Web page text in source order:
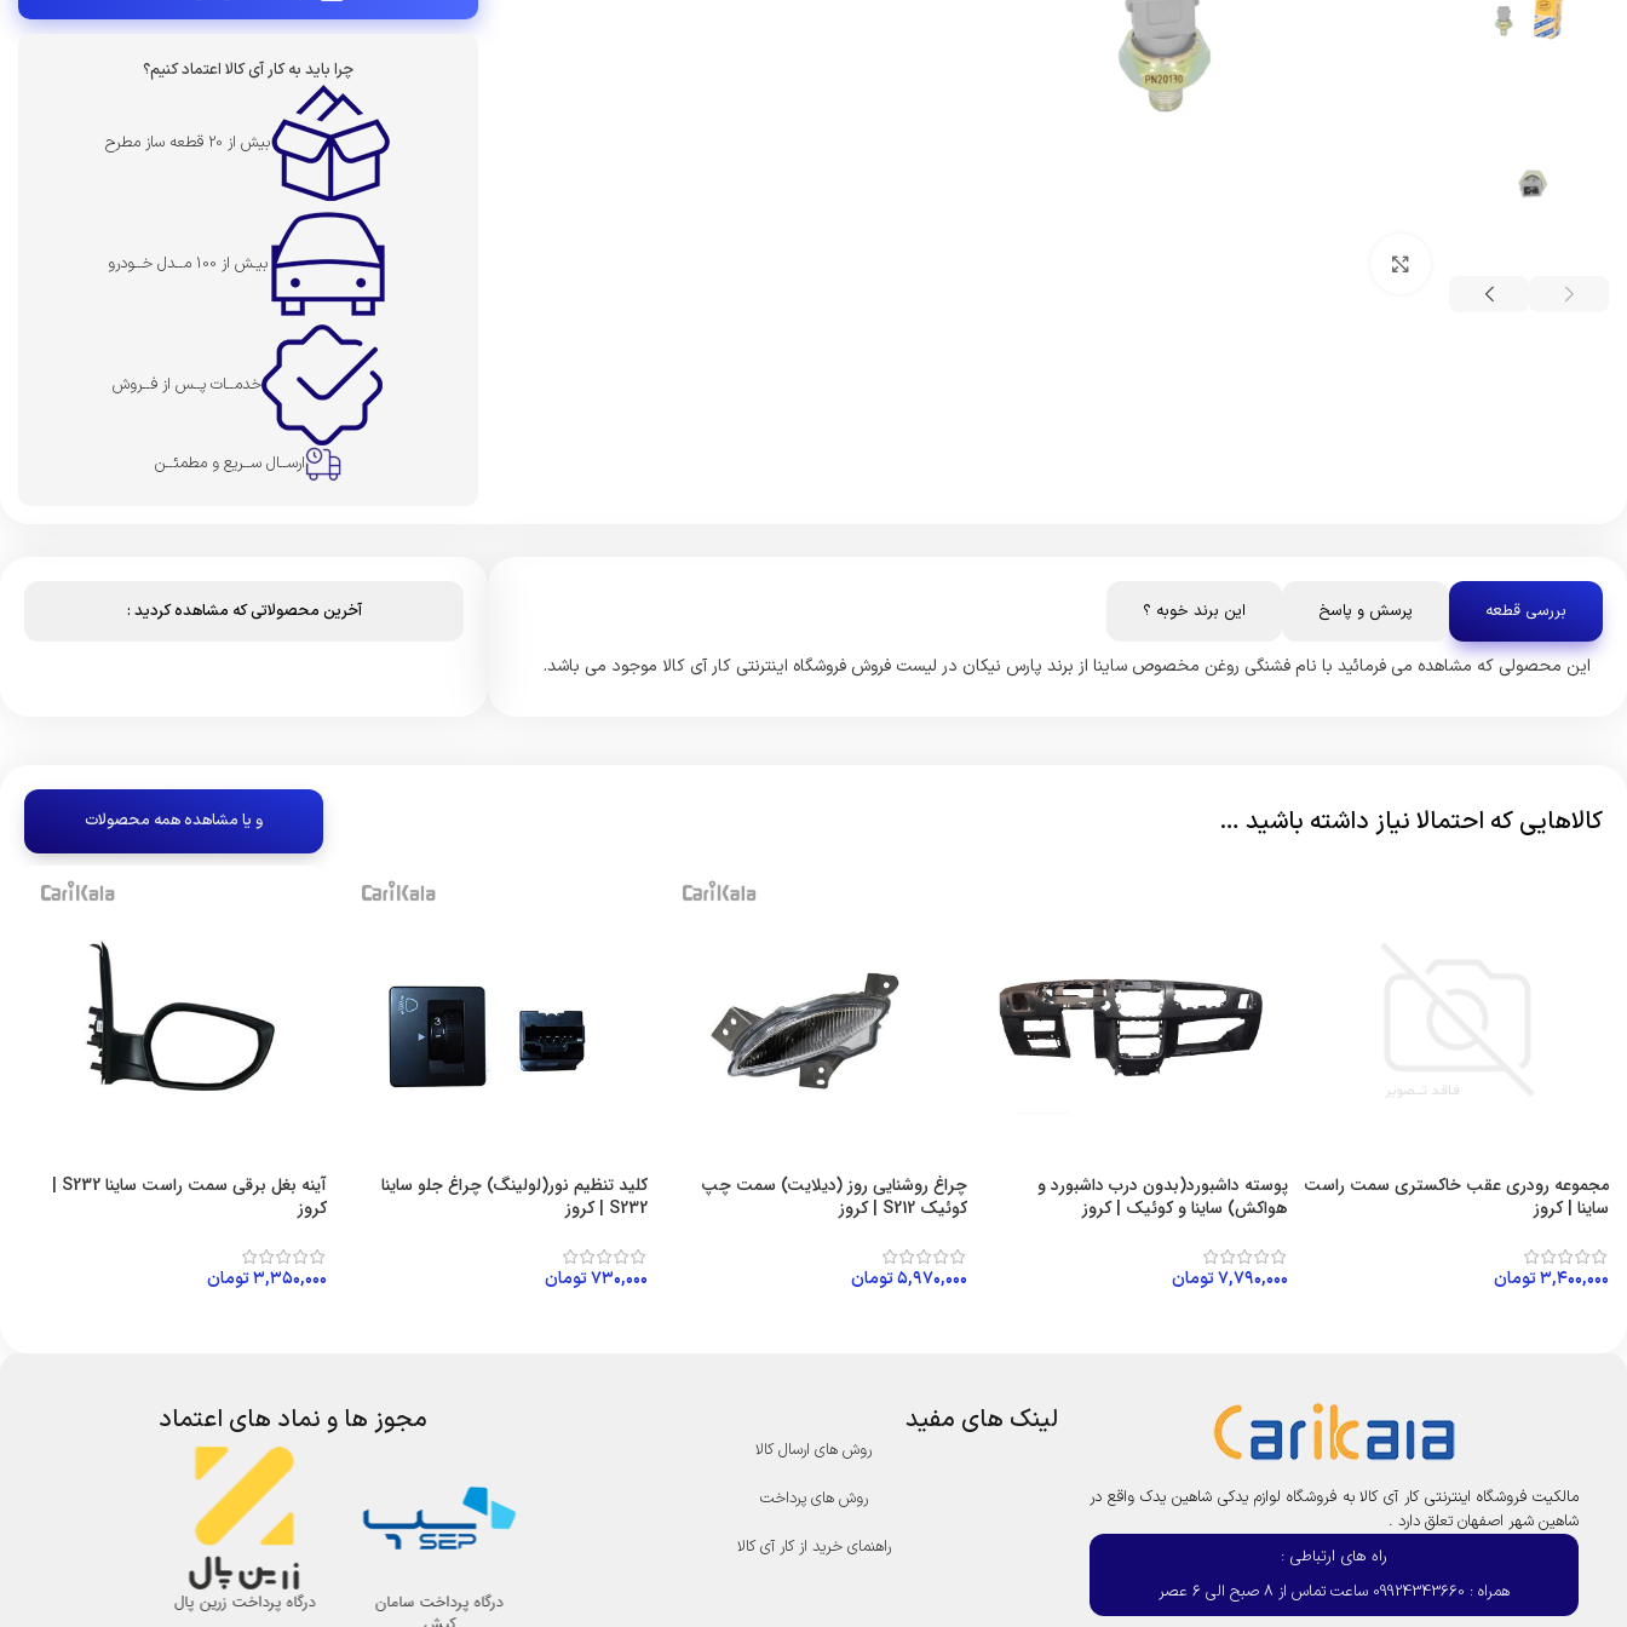
چرا باید به کار آی کالا اعتماد کنیم؟
بیش از 20 قطعه ساز مطرح
بیـش از 100 مــدل خــودرو
خدمــات پــس از فــروش
ارســال ســریع و مطمئــن
بررسی قطعه پرسش و پاسخ این برند خوبه ؟
این محصولی که مشاهده می فرمائید با نام فشنگی روغن مخصوص ساینا از برند پارس نیکان در لیست فروش فروشگاه اینترنتی کار آی کالا موجود می باشد.
آخرین محصولاتی که مشاهده کردید :
کالاهایی که احتمالا نیاز داشته باشید … و یا مشاهده همه محصولات
مجموعه رودری عقب خاکستری سمت راست
ساینا | کروز
۳,۴۰۰,۰۰۰تومان
پوسته داشبورد(بدون درب داشبورد و
هواکش) ساینا و کوئیک | کروز
۷,۷۹۰,۰۰۰تومان
چراغ روشنایی روز (دیلایت) سمت چپ
کوئیک S212 | کروز
۵,۹۷۰,۰۰۰تومان
کلید تنظیم نور(لولینگ) چراغ جلو ساینا
S232 | کروز
۷۳۰,۰۰۰تومان
آینه بغل برقی سمت راست ساینا S232 |
کروز
۳,۳۵۰,۰۰۰تومان
مالکیت فروشگاه اینترنتی کار آی کالا به فروشگاه لوازم یدکی شاهین یدک واقع در
شاهین شهر اصفهان تعلق دارد .
راه های ارتباطی :
همراه : 09924343660 ساعت تماس از 8 صبح الی 6 عصر
لینک های مفید
روش های ارسال کالا
روش های پرداخت
راهنمای خرید از کار آی کالا
مجوز ها و نماد های اعتماد
درگاه پرداخت سامان
درگاه پرداخت زرین پال